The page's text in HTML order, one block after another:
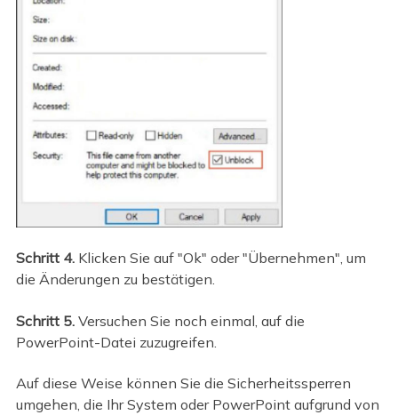
Schritt 4. Klicken Sie auf "Ok" oder "Übernehmen", um
die Änderungen zu bestätigen.
Schritt 5. Versuchen Sie noch einmal, auf die
PowerPoint-Datei zuzugreifen.
Auf diese Weise können Sie die Sicherheitssperren
umgehen, die Ihr System oder PowerPoint aufgrund von